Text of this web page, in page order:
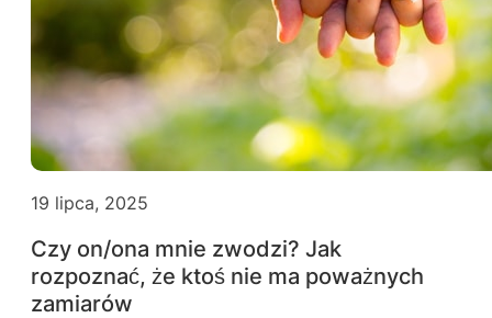
19 lipca, 2025
Czy on/ona mnie zwodzi? Jak
rozpoznać, że ktoś nie ma poważnych
zamiarów